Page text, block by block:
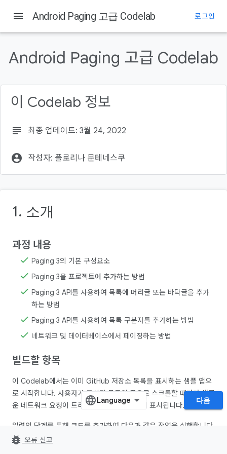
학습 내용
필요한 항목
환경 설정
menu Android Paging 고급 Codelab 로그인
Android Paging 고급 Codelab
이 Codelab 정보
subject 최종 업데이트: 3월 24, 2022
account_circle 작성자: 플로리나 문테네스쿠
1. 소개
과정 내용
Paging 3의 기본 구성요소
Paging 3을 프로젝트에 추가하는 방법
Paging 3 API를 사용하여 목록에 머리글 또는 바닥글을 추가
하는 방법
Paging 3 API를 사용하여 목록 구분자를 추가하는 방법
네트워크 및 데이터베이스에서 페이징하는 방법
빌드할 항목
이 Codelab에서는 이미 GitHub 저장소 목록을 표시하는 샘플 앱으
로 시작합니다. 사용자가 표시된 목록의 끝으로 스크롤할 때마다 새로
운 네트워크 요청이 트리거되고 결과가 화면에 표시됩니다.
일련의 단계를 통해 코드를 추가하여 다음과 같은 작업을 실행합니다.
Paging 라이브러리
다음
bug_report 오류 신고